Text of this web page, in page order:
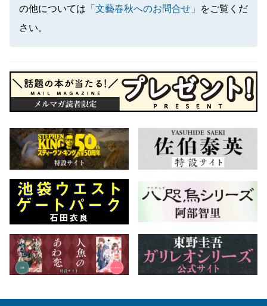
の他については 「文藝春秋へのお問合せ」
をご覧くだ
さい。